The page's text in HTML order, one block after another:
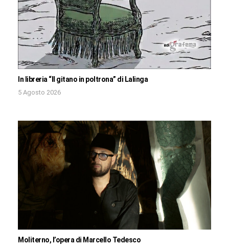
In libreria “Il gitano in poltrona” di Lalinga
5 Agosto 2026
Moliterno, l’opera di Marcello Tedesco